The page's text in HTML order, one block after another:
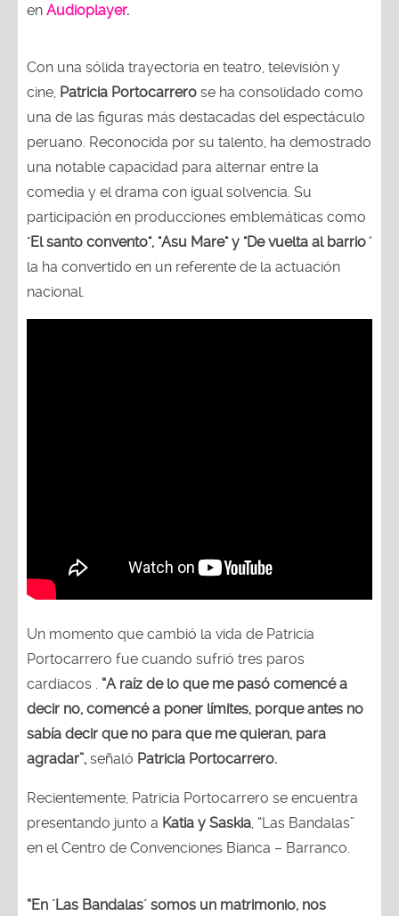
en Audioplayer.
Con una sólida trayectoria en teatro, televisión y
cine, Patricia Portocarrero se ha consolidado como
una de las figuras más destacadas del espectáculo
peruano. Reconocida por su talento, ha demostrado
una notable capacidad para alternar entre la
comedia y el drama con igual solvencia. Su
participación en producciones emblemáticas como
"El santo convento", "Asu Mare" y "De vuelta al barrio"
la ha convertido en un referente de la actuación
nacional.
Un momento que cambió la vida de Patricia
Portocarrero fue cuando sufrió tres paros
cardiacos . “A raíz de lo que me pasó comencé a
decir no, comencé a poner límites, porque antes no
sabía decir que no para que me quieran, para
agradar”, señaló Patricia Portocarrero.
Recientemente, Patricia Portocarrero se encuentra
presentando junto a Katia y Saskia, “Las Bandalas”
en el Centro de Convenciones Bianca – Barranco.
“En ´Las Bandalas´ somos un matrimonio, nos